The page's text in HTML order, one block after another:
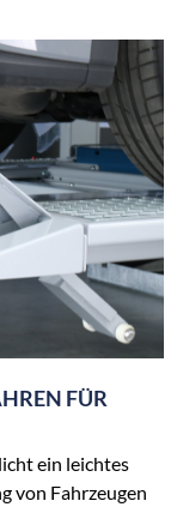
FÜR
ein leichtes
von Fahrzeugen